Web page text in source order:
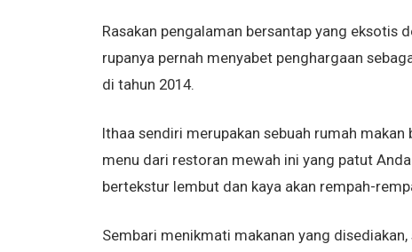
Rasakan pengalaman bersantap yang eksotis
rupanya pernah menyabet penghargaan
di tahun 2014.
Ithaa sendiri merupakan sebuah rumah
menu dari restoran mewah ini yang patut
bertekstur lembut dan kaya akan rempah-
Sembari menikmati makanan yang